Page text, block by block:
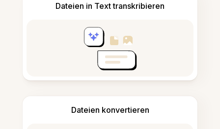
Dateien in Text transkribieren
Dateien konvertieren